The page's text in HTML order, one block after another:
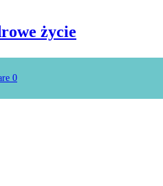
życie
0